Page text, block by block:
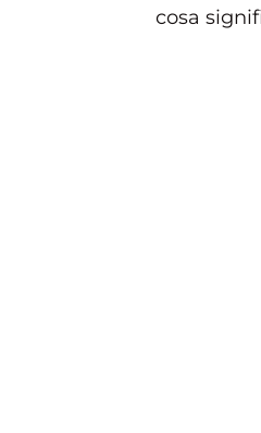
cosa